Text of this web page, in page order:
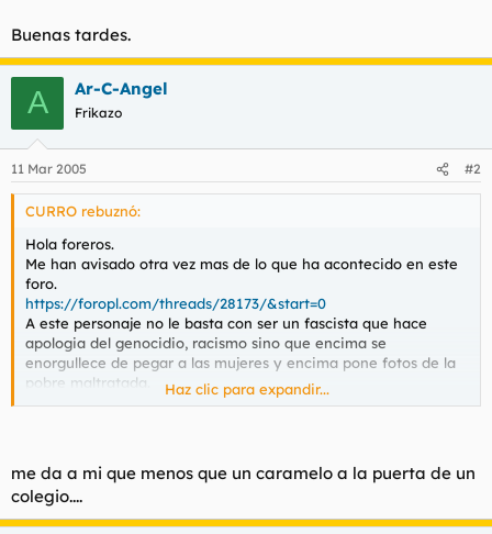
Buenas tardes.
A Ar-C-Angel
Frikazo
11 Mar 2005 #2
CURRO rebuznó:
Hola foreros.
Me han avisado otra vez mas de lo que ha acontecido en este
foro.
https://foropl.com/threads/28173/&start=0
A este personaje no le basta con ser un fascista que hace
apologia del genocidio, racismo sino que encima se
enorgullece de pegar a las mujeres y encima pone fotos de la
pobre maltratada.
Pienso poner todos los hilos sobre violencia a disposición
Buenas tardes.
Haz clic para expandir...
me da a mi que menos que un caramelo a la puerta de un
colegio....